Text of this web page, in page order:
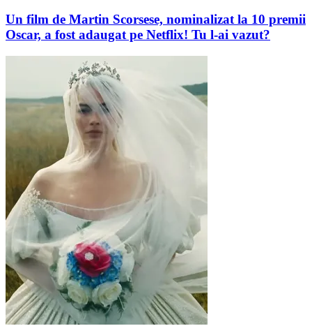
Un film de Martin Scorsese, nominalizat la 10 premii
Oscar, a fost adaugat pe Netflix! Tu l-ai vazut?